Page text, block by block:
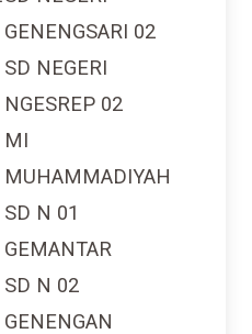
GENENGSARI 02
SD NEGERI
NGESREP 02
MI
MUHAMMADIYAH
SD N 01
GEMANTAR
SD N 02
GENENGAN